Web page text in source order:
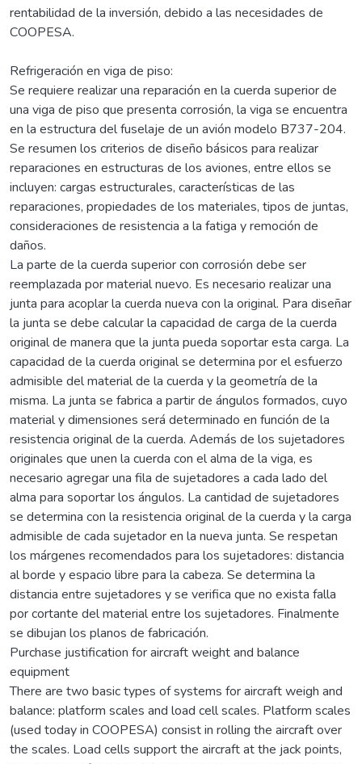
rentabilidad de la inversión, debido a las necesidades de
COOPESA.
Refrigeración en viga de piso:
Se requiere realizar una reparación en la cuerda superior de
una viga de piso que presenta corrosión, la viga se encuentra
en la estructura del fuselaje de un avión modelo B737-204.
Se resumen los criterios de diseño básicos para realizar
reparaciones en estructuras de los aviones, entre ellos se
incluyen: cargas estructurales, características de las
reparaciones, propiedades de los materiales, tipos de juntas,
consideraciones de resistencia a la fatiga y remoción de
daños.
La parte de la cuerda superior con corrosión debe ser
reemplazada por material nuevo. Es necesario realizar una
junta para acoplar la cuerda nueva con la original. Para diseñar
la junta se debe calcular la capacidad de carga de la cuerda
original de manera que la junta pueda soportar esta carga. La
capacidad de la cuerda original se determina por el esfuerzo
admisible del material de la cuerda y la geometría de la
misma. La junta se fabrica a partir de ángulos formados, cuyo
material y dimensiones será determinado en función de la
resistencia original de la cuerda. Además de los sujetadores
originales que unen la cuerda con el alma de la viga, es
necesario agregar una fila de sujetadores a cada lado del
alma para soportar los ángulos. La cantidad de sujetadores
se determina con la resistencia original de la cuerda y la carga
admisible de cada sujetador en la nueva junta. Se respetan
los márgenes recomendados para los sujetadores: distancia
al borde y espacio libre para la cabeza. Se determina la
distancia entre sujetadores y se verifica que no exista falla
por cortante del material entre los sujetadores. Finalmente
se dibujan los planos de fabricación.
Purchase justification for aircraft weight and balance
equipment
There are two basic types of systems for aircraft weigh and
balance: platform scales and load cell scales. Platform scales
(used today in COOPESA) consist in rolling the aircraft over
the scales. Load cells support the aircraft at the jack points,